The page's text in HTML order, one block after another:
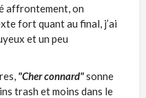
affrontement, on
fort quant au final, j’ai
et un peu
"Cher connard"sonne
trash et moins dans le